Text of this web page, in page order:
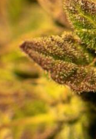
Niezależnie od tego, czy
weteranem palenia trawki,
palenia, niezależnie od
a nawet waporyzatorów.
musisz je najpierw